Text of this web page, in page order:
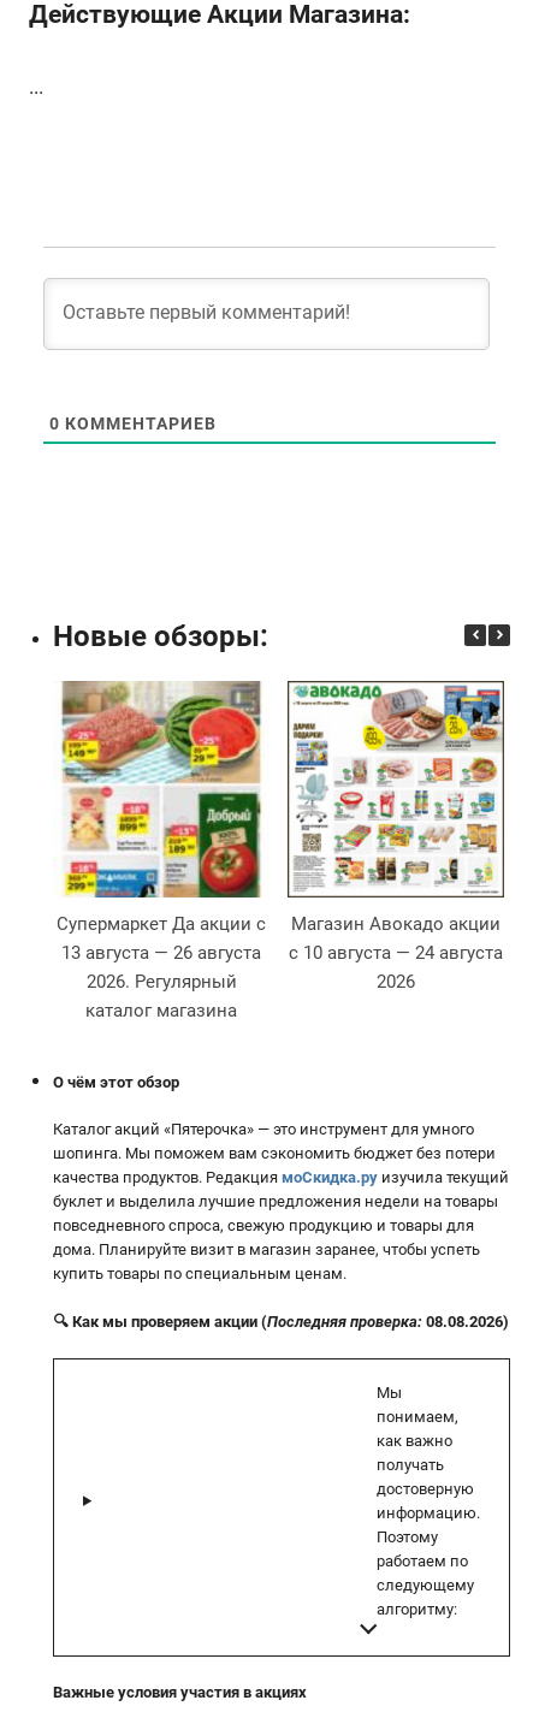
Действующие Акции Магазина:
...
0 КОММЕНТАРИЕВ
Новые обзоры:
Супермаркет Да акции с
13 августа — 26 августа
2026. Регулярный
каталог магазина
Магазин Авокадо акции
с 10 августа — 24 августа
2026
О чём этот обзор
Каталог акций «Пятерочка» — это инструмент для умного
шопинга. Мы поможем вам сэкономить бюджет без потери
качества продуктов. Редакция моСкидка.ру изучила текущий
буклет и выделила лучшие предложения недели на товары
повседневного спроса, свежую продукцию и товары для
дома. Планируйте визит в магазин заранее, чтобы успеть
купить товары по специальным ценам.
🔍 Как мы проверяем акции (Последняя проверка: 08.08.2026)
Мы
понимаем,
как важно
получать
достоверную
информацию.
Поэтому
работаем по
следующему
алгоритму:
Важные условия участия в акциях